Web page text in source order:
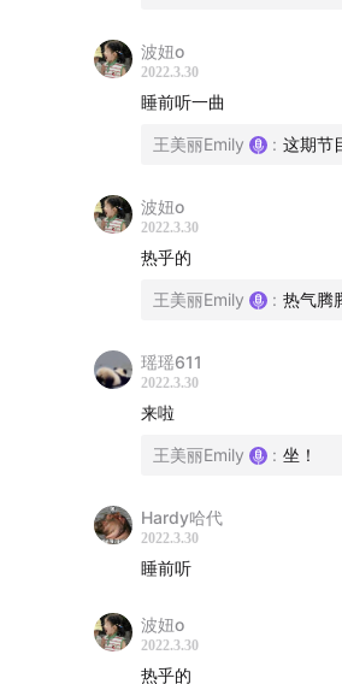
波妞o
2022.3.30
睡前听一曲
王美丽Emily : 这期节
波妞o
2022.3.30
热乎的
王美丽Emily : 热气腾
瑶瑶611
2022.3.30
来啦
王美丽Emily : 坐！
Hardy哈代
2022.3.30
睡前听
波妞o
2022.3.30
热乎的